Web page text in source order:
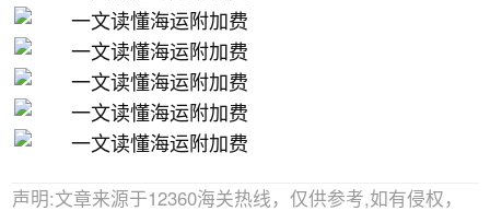
声明:文章来源于12360海关热线，仅供参考,如有侵权，